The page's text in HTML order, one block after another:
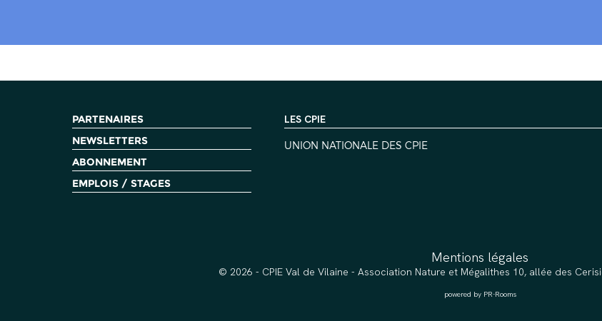
PARTENAIRES
NEWSLETTERS
ABONNEMENT
EMPLOIS / STAGES
LES CPIE
UNION NATIONALE DES CPIE
Mentions légales
© 2026 - CPIE Val de Vilaine - Association Nature et Mégalithes 10, allée des
powered by PR-Rooms